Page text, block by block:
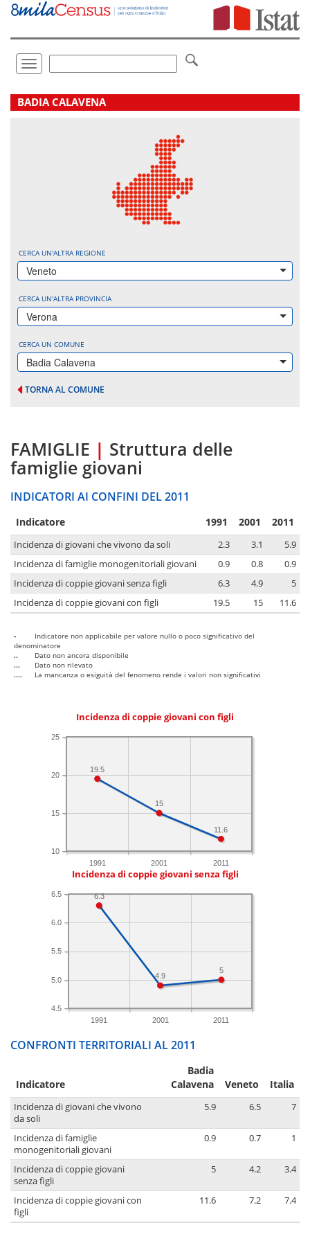
Vai
direttamente
Toggle
navigation
.
BADIA CALAVENA
CERCA UN'ALTRA REGIONE
Veneto
CERCA UN'ALTRA PROVINCIA
Verona
CERCA UN COMUNE
Badia Calavena
TORNA AL COMUNE
FAMIGLIE | Struttura delle
famiglie giovani
INDICATORI AI CONFINI DEL 2011
Indicatore 1991 2001 2011
Incidenza di giovani che vivono da soli 2.3 3.1
5.9
Incidenza di famiglie monogenitoriali giovani
0.9 0.8
0.9
Incidenza di coppie giovani senza figli
6.3 4.9
5
Incidenza di coppie giovani con figli
19.5 15 11.6
-
Indicatore non applicabile per valore nullo o poco significativo del
denominatore
..
Dato non ancora disponibile
...
Dato non rilevato
....
La mancanza o esiguità del fenomeno rende i valori non significativi
Incidenza di coppie giovani con figli
1991 2001 2011
10
15
20
25
11.6
15
19.5
Incidenza di coppie giovani senza figli
1991 2001 2011
4.5
5.0
5.5
6.0
6.5
5
4.9
6.3
CONFRONTI TERRITORIALI AL 2011
Indicatore
Badia
Calavena
Veneto Italia
Incidenza di giovani che vivono
da soli
5.9 6.5 7
Incidenza di famiglie
monogenitoriali giovani
0.9 0.7 1
Incidenza di coppie giovani
senza figli
5 4.2 3.4
Incidenza di coppie giovani con
figli
11.6 7.2 7.4